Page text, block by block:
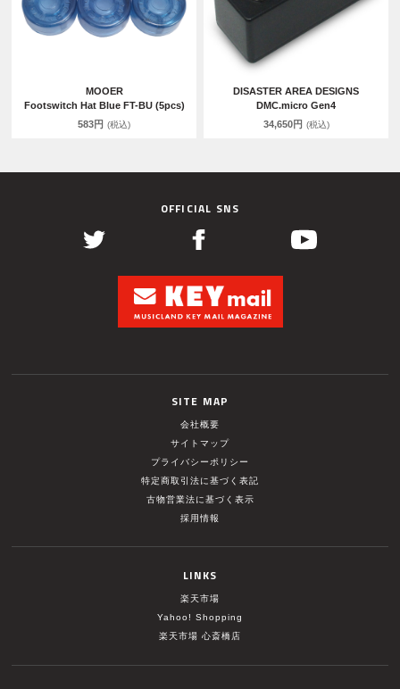
MOOER
Footswitch Hat Blue FT-BU (5pcs)
583円 (税込)
DISASTER AREA DESIGNS
DMC.micro Gen4
34,650円 (税込)
OFFICIAL SNS
SITE MAP
会社概要
サイトマップ
プライバシーポリシー
特定商取引法に基づく表記
古物営業法に基づく表示
採用情報
LINKS
楽天市場
Yahoo! Shopping
楽天市場 心斎橋店